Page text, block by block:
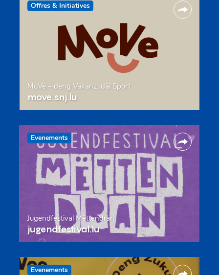
Offres & Initiatives
MoVe – deng Vakanz, däi Sport
move.snj.lu
Evenements
Jugendfestival Mëttendran
jugendfestival.lu
Evenements